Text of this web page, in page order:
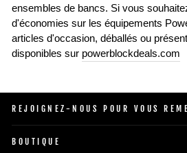
ensembles de bancs. Si vous
d'économies sur les équipements
articles d'occasion, déballés ou
disponibles sur powerblockdeals.com
REJOIGNEZ-NOUS POUR VOUS
BOUTIQUE